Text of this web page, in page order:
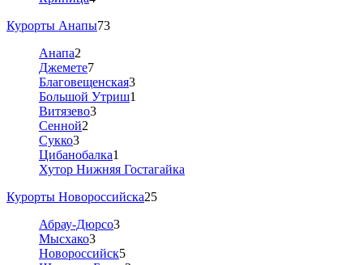
Курорты Анапы73
Анапа2
Джемете7
Благовещенская3
Большой Утриш1
Витязево3
Сенной2
Сукко3
Цибанобалка1
Хутор Нижняя Гостагайка
Курорты Новороссийска25
Абрау-Дюрсо3
Мысхако3
Новороссийск5